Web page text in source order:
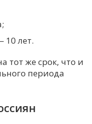
10 лет.
тот же срок, что и
периода